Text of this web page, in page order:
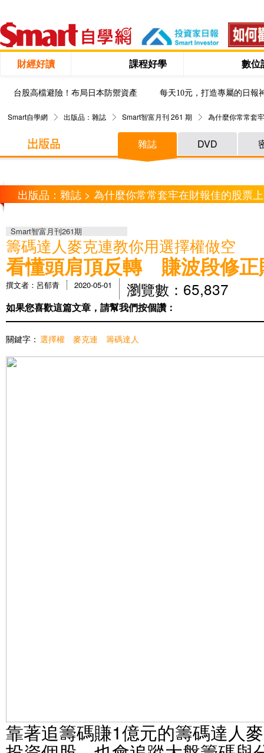
財經好讀 課程好學 數位
台股高檔避險！布局日本防禦資產 每天10元，打造專屬的日報
Smart自學網 出版品：雜誌 Smart智富月刊 261 期 為什麼你常常套
雜誌 DVD
出版品：雜誌 > 為什麼你常常套牢在財報佳的股票
Smart智富月刊261期
籌碼達人麥克連教你用選擇權做空
看懂頭肩頂反轉 賺波段修正
撰文者：呂郁青 2020-05-01 瀏覽數：65,837
如果您喜歡這篇文章，請幫我們按個讚：
關鍵字： 選擇權 麥克連 籌碼達人
靠著追籌碼賺1億元的籌碼達人